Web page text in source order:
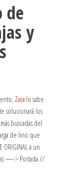
de
y
Zara lo sabe
solucionará los
buscadas del
de lino que
a un
a) —-> Portada //